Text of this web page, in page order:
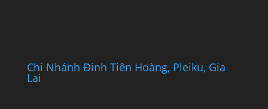
Chi Nhánh Đinh Tiên Hoàng, Pleiku, Gia
Lai